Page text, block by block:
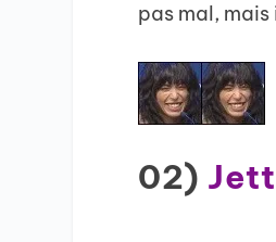
pas mal, mais
02)